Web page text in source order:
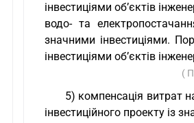
інвестиціями об’єктів
водо- та
значними інвестиціями.
інвестиціями об’єктів
(
5) компенсація витрат
інвестиційного проекту із